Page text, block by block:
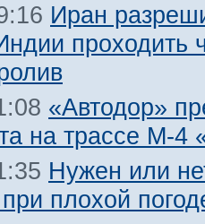
Иран
проходить
«Автодор»
на трассе М-4
Нужен или
плохой